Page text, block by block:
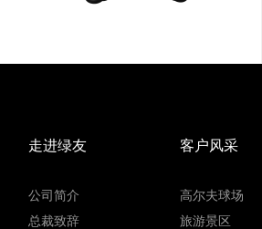
走进绿友
公司简介
总裁致辞
客户风采
高尔夫球场
旅游景区